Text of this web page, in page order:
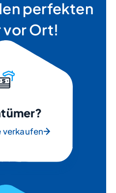
perfekten
vor Ort!
verkaufen